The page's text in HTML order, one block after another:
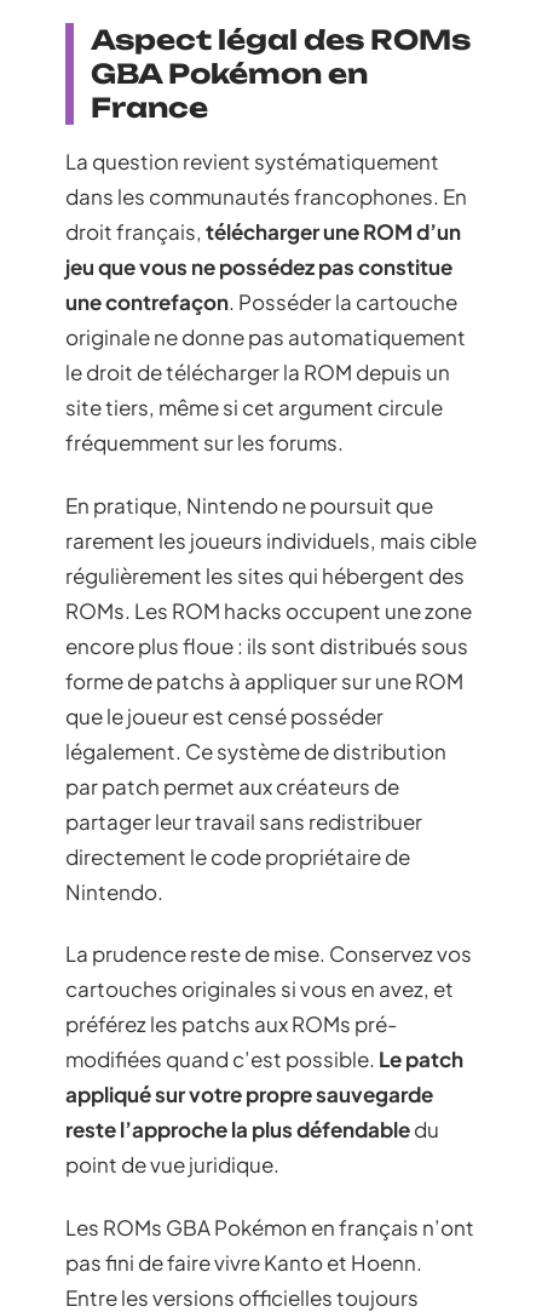
Aspect légal des ROMs
GBA Pokémon en
France
La question revient systématiquement
dans les communautés francophones. En
droit français, télécharger une ROM d’un
jeu que vous ne possédez pas constitue
une contrefaçon. Posséder la cartouche
originale ne donne pas automatiquement
le droit de télécharger la ROM depuis un
site tiers, même si cet argument circule
fréquemment sur les forums.
En pratique, Nintendo ne poursuit que
rarement les joueurs individuels, mais cible
régulièrement les sites qui hébergent des
ROMs. Les ROM hacks occupent une zone
encore plus floue : ils sont distribués sous
forme de patchs à appliquer sur une ROM
que le joueur est censé posséder
légalement. Ce système de distribution
par patch permet aux créateurs de
partager leur travail sans redistribuer
directement le code propriétaire de
Nintendo.
La prudence reste de mise. Conservez vos
cartouches originales si vous en avez, et
préférez les patchs aux ROMs pré-
modifiées quand c’est possible. Le patch
appliqué sur votre propre sauvegarde
reste l’approche la plus défendabledu
point de vue juridique.
Les ROMs GBA Pokémon en français n’ont
pas fini de faire vivre Kanto et Hoenn.
Entre les versions officielles toujours